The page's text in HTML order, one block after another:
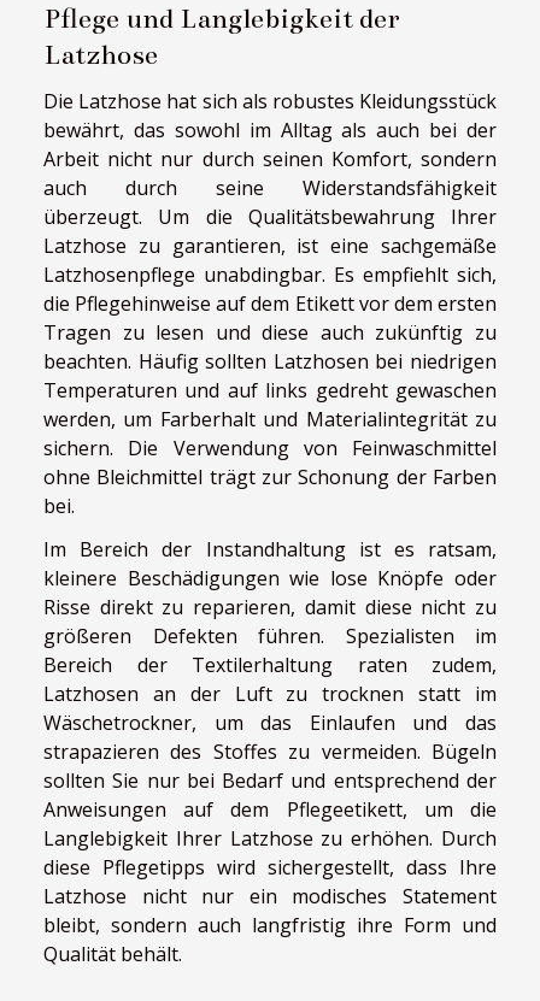
Pflege und Langlebigkeit der
Latzhose
Die Latzhose hat sich als robustes Kleidungsstück
bewährt, das sowohl im Alltag als auch bei der
Arbeit nicht nur durch seinen Komfort, sondern
auch durch seine Widerstandsfähigkeit
überzeugt. Um die Qualitätsbewahrung Ihrer
Latzhose zu garantieren, ist eine sachgemäße
Latzhosenpflege unabdingbar. Es empfiehlt sich,
die Pflegehinweise auf dem Etikett vor dem ersten
Tragen zu lesen und diese auch zukünftig zu
beachten. Häufig sollten Latzhosen bei niedrigen
Temperaturen und auf links gedreht gewaschen
werden, um Farberhalt und Materialintegrität zu
sichern. Die Verwendung von Feinwaschmittel
ohne Bleichmittel trägt zur Schonung der Farben
bei.
Im Bereich der Instandhaltung ist es ratsam,
kleinere Beschädigungen wie lose Knöpfe oder
Risse direkt zu reparieren, damit diese nicht zu
größeren Defekten führen. Spezialisten im
Bereich der Textilerhaltung raten zudem,
Latzhosen an der Luft zu trocknen statt im
Wäschetrockner, um das Einlaufen und das
strapazieren des Stoffes zu vermeiden. Bügeln
sollten Sie nur bei Bedarf und entsprechend der
Anweisungen auf dem Pflegeetikett, um die
Langlebigkeit Ihrer Latzhose zu erhöhen. Durch
diese Pflegetipps wird sichergestellt, dass Ihre
Latzhose nicht nur ein modisches Statement
bleibt, sondern auch langfristig ihre Form und
Qualität behält.